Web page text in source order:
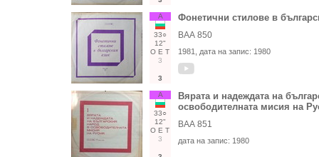
А
33○
12"
О Е Т
3
3
Фонетични стилове в
ВАА 850
1981 , дата на запис: 1980
А
33○
12"
О Е Т
3
Вярата и надеждата на
освободителната мисия на
ВАА 851
дата на запис: 1980